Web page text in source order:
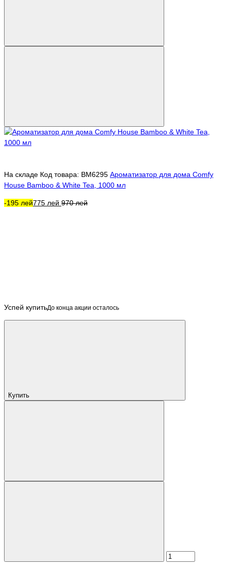
На складе Код товара: BM6295 Ароматизатор для дома Comfy
House Bamboo & White Tea, 1000 мл
-195 лей775 лей 970 лей
Успей купитьДо конца акции осталось
Купить